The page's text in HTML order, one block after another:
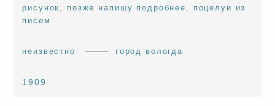
рисунок
позже напишу подробнее
поцелуи из
писем
неизвестно город вологда
1909